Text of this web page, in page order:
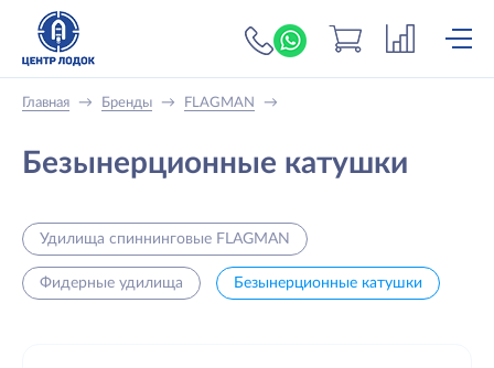
+7 (919) 698-56-
Главная → Бренды → FLAGMAN →
Безынерционные катушки
Удилища cпиннинговые FLAGMAN
Фидерные удилища Безынерционные катушки